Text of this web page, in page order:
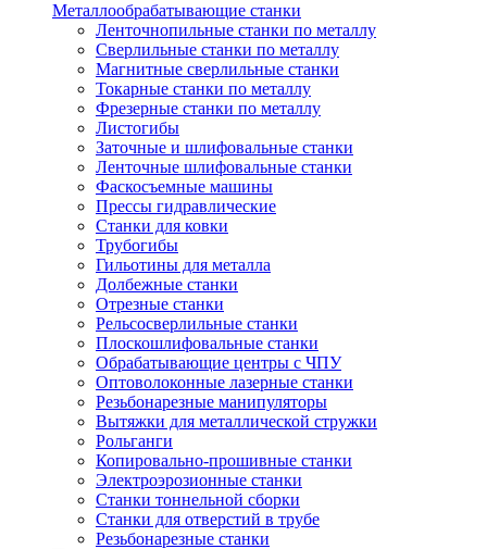
Металлообрабатывающие станки
Ленточнопильные станки по металлу
Сверлильные станки по металлу
Магнитные сверлильные станки
Токарные станки по металлу
Фрезерные станки по металлу
Листогибы
Заточные и шлифовальные станки
Ленточные шлифовальные станки
Фаскосъемные машины
Прессы гидравлические
Станки для ковки
Трубогибы
Гильотины для металла
Долбежные станки
Отрезные станки
Рельсосверлильные станки
Плоскошлифовальные станки
Обрабатывающие центры с ЧПУ
Оптоволоконные лазерные станки
Резьбонарезные манипуляторы
Вытяжки для металлической стружки
Рольганги
Копировально-прошивные станки
Электроэрозионные станки
Станки тоннельной сборки
Станки для отверстий в трубе
Резьбонарезные станки